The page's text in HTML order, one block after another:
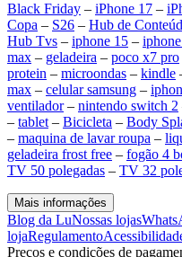
Black Friday – iPhone 17 –
Copa – S26 – Hub de
Hub Tvs – iphone 15 –
max – geladeira – poco x7 pro
protein – microondas – kindle
max – celular samsung –
ventilador– nintendo switch 2
– tablet – Bicicleta – Body
– maquina de lavar roupa –
geladeira frost free – fogão 4
TV 50 polegadas – TV 32
Mais informações
Blog da LuNossas lojas
lojaRegulamento
Preços e condições de